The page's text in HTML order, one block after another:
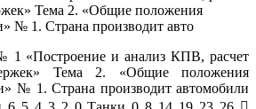
1 «Построение и анализ КПВ, расчет
Тема 2. «Общие положения
№ 1. Страна производит автомобили